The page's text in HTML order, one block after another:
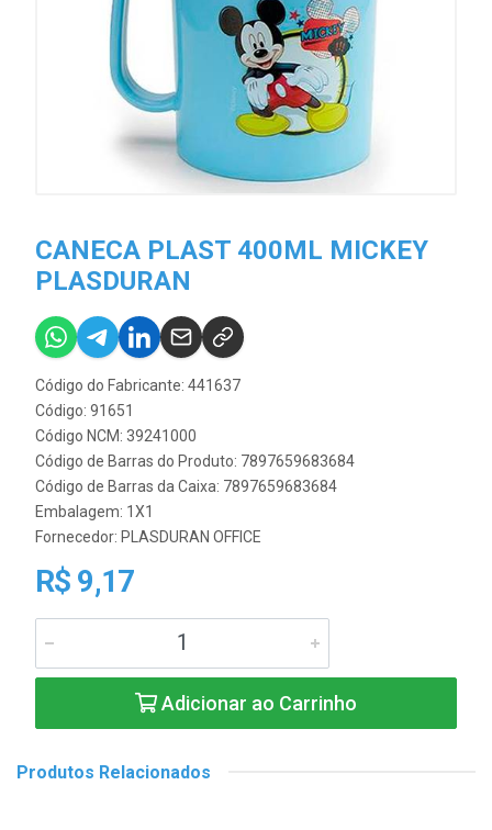
CANECA PLAST 400ML MICKEY
PLASDURAN
Código do Fabricante: 441637
Código: 91651
Código NCM: 39241000
Código de Barras do Produto: 7897659683684
Código de Barras da Caixa: 7897659683684
Embalagem: 1X1
Fornecedor: PLASDURAN OFFICE
R$ 9,17
Adicionar ao Carrinho
Produtos Relacionados